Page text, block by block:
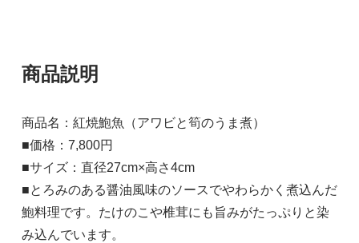
商品説明
商品名：紅焼鮑魚（アワビと筍のうま煮）
■価格：7,800円
■サイズ：直径27cm×高さ4cm
■とろみのある醤油風味のソースでやわらかく煮込んだ
鮑料理です。たけのこや椎茸にも旨みがたっぷりと染
み込んでいます。